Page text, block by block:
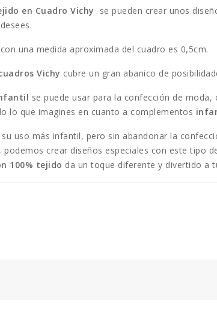
en Cuadro Vichy se pueden crear unos
con una medida aproximada del cuadro es 0,5cm.
Vichy cubre un gran abanico de
se puede usar para la confección de
lo que imagines en cuanto a complementos
uso más infantil, pero sin abandonar la
podemos crear diseños especiales con este tipo
100% tejido da un toque diferente y divertido a